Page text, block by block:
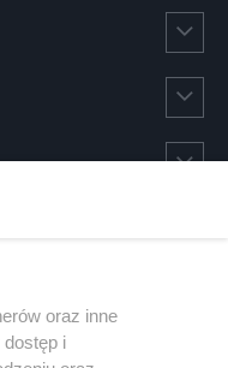
oraz inne
i